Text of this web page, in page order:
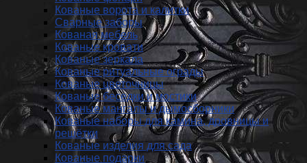
Кованые ворота и калитки
Сварные заборы
Кованая мебель
Кованые кровати
Кованые зеркала
Кованые ритуальные ограды
Кованые цветочницы
Кованые беседки и мостики
Кованые мангалы и дымосборники
Кованые наборы для камина, дровницы и
решётки
Кованые изделия для сада
Кованые подарки